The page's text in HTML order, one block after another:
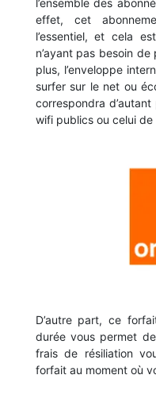
effet, cet
l’essentiel, et cela
n’ayant pas besoin
plus, l’enveloppe
surfer sur le net ou
correspondra
wifi publics ou celui de
D’autre part, ce
durée vous permet
frais de résiliation
forfait au moment où